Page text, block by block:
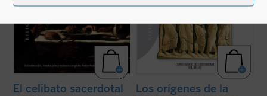
El celibato sacerdotal
Los orígenes de la